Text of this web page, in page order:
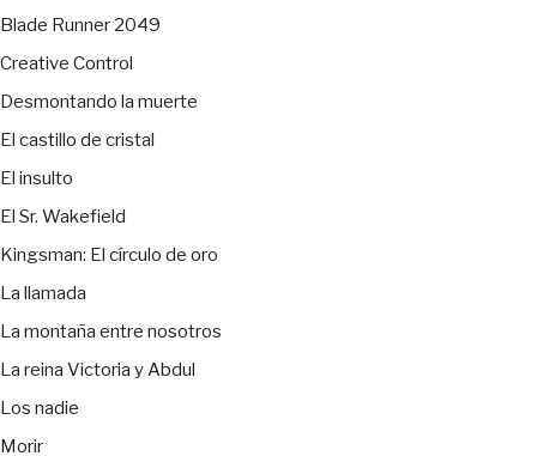
Blade Runner 2049
Creative Control
Desmontando la muerte
El castillo de cristal
El insulto
El Sr. Wakefield
Kingsman: El círculo de oro
La llamada
La montaña entre nosotros
La reina Victoria y Abdul
Los nadie
Morir